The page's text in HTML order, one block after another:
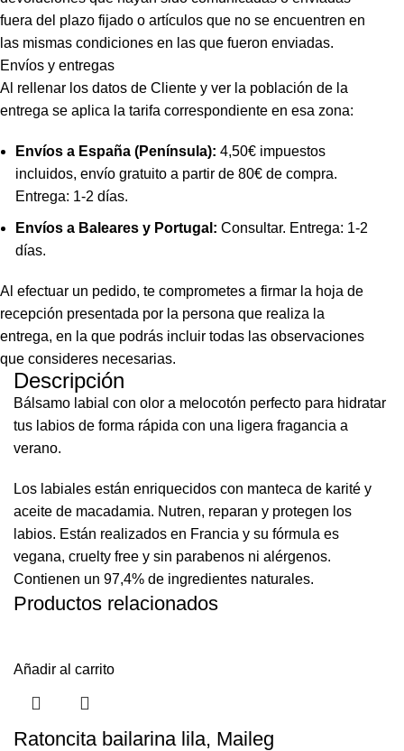
fuera del plazo fijado o artículos que no se encuentren en
las mismas condiciones en las que fueron enviadas.
Envíos y entregas
Al rellenar los datos de Cliente y ver la población de la
entrega se aplica la tarifa correspondiente en esa zona:
Envíos a España (Península):4,50€ impuestos
incluidos, envío gratuito a partir de 80€ de compra.
Entrega: 1-2 días.
Envíos a Baleares y Portugal:Consultar. Entrega: 1-2
días.
Al efectuar un pedido, te comprometes a firmar la hoja de
recepción presentada por la persona que realiza la
entrega, en la que podrás incluir todas las observaciones
que consideres necesarias.
Descripción
Bálsamo labial con olor a melocotón perfecto para hidratar
tus labios de forma rápida con una ligera fragancia a
verano.
Los labiales están enriquecidos con manteca de karité y
aceite de macadamia. Nutren, reparan y protegen los
labios. Están realizados en Francia y su fórmula es
vegana, cruelty free y sin parabenos ni alérgenos.
Contienen un 97,4% de ingredientes naturales.
Productos relacionados
Añadir al carrito
Ratoncita bailarina lila, Maileg